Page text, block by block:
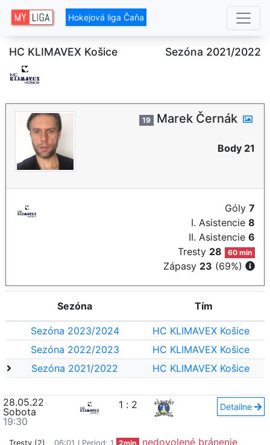
Hokejová liga Čaňa
HC KLIMAVEX Košice Sezóna 2021/2022
19 Marek Černák
Body 21
Góly 7
I. Asistencie 8
II. Asistencie 6
Tresty 28 60 min
Zápasy 23 (69%)
Sezóna Tím
Sezóna 2023/2024
HC KLIMAVEX Košice
Sezóna 2022/2023
HC KLIMAVEX Košice
Sezóna 2021/2022
HC KLIMAVEX Košice
28.05.22
Sobota
19:30
1 : 2 Detailne
Tresty (2) 06:01 I Period: 1 2min nedovolené bránenie